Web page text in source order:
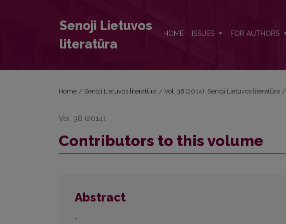
Senoji Lietuvos
literatūra
HOME ISSUES FOR AUTHORS
Home / Senoji Lietuvos literatūra / Vol. 38 (2014): Senoji Lietuvos literatūra /
Vol. 38 (2014)
Contributors to this volume
Abstract
-